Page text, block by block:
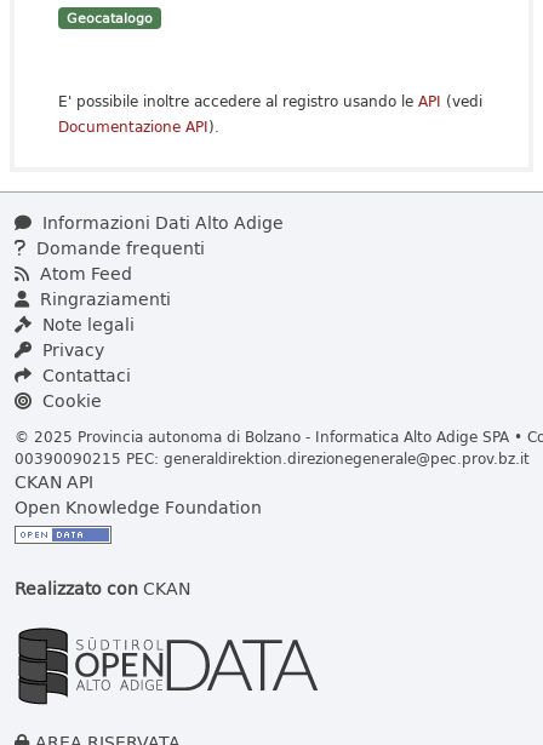
Geocatalogo
E' possibile inoltre accedere al registro usando le API (vedi
Documentazione API).
Informazioni Dati Alto Adige
Domande frequenti
Atom Feed
Ringraziamenti
Note legali
Privacy
Contattaci
Cookie
© 2025 Provincia autonoma di Bolzano - Informatica Alto Adige SPA •
00390090215 PEC: generaldirektion.direzionegenerale@pec.prov.bz.it
CKAN API
Open Knowledge Foundation
Realizzato conCKAN